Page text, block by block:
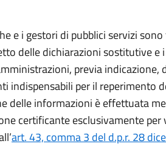
e i gestori di pubblici servizi
delle dichiarazioni sostitutive e
previa indicazione,
indispensabili per il reperimento
delle informazioni è effettuata
certificante esclusivamente per
art. 43, comma 3 del d.p.r. 28